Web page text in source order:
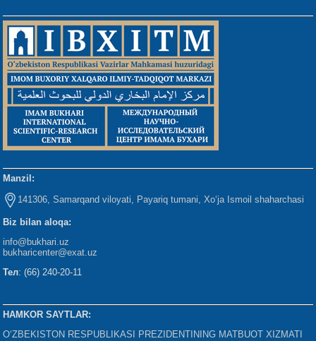
Manzil:
141306, Samarqand viloyati, Payariq tumani, Xo‘ja Ismoil shaharchasi
Biz bilan aloqa:
info@bukhari.uz
bukharicenter@exat.uz
Тел: (66) 240-20-11
HAMKOR SAYTLAR:
O‘ZBEKISTON RESPUBLIKASI PREZIDENTINING MATBUOT XIZMATI